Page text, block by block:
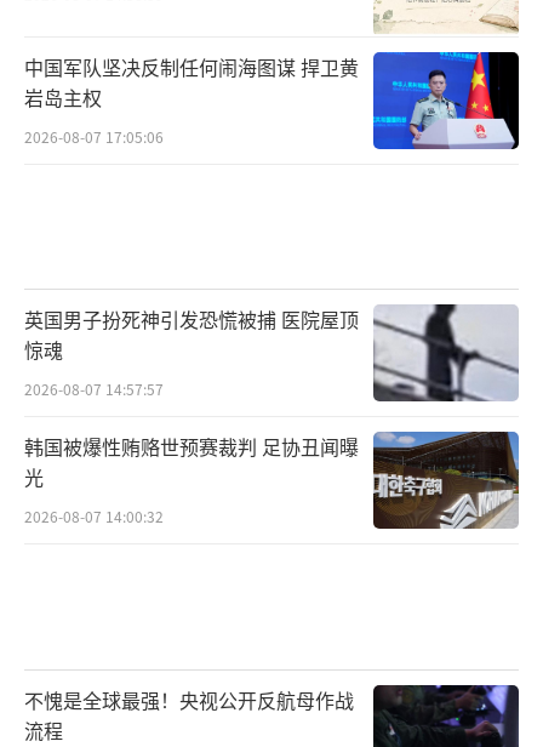
中国军队坚决反制任何闹海图谋 捍卫黄
岩岛主权
2026-08-07 17:05:06
英国男子扮死神引发恐慌被捕 医院屋顶
惊魂
2026-08-07 14:57:57
韩国被爆性贿赂世预赛裁判 足协丑闻曝
光
2026-08-07 14:00:32
不愧是全球最强！央视公开反航母作战
流程